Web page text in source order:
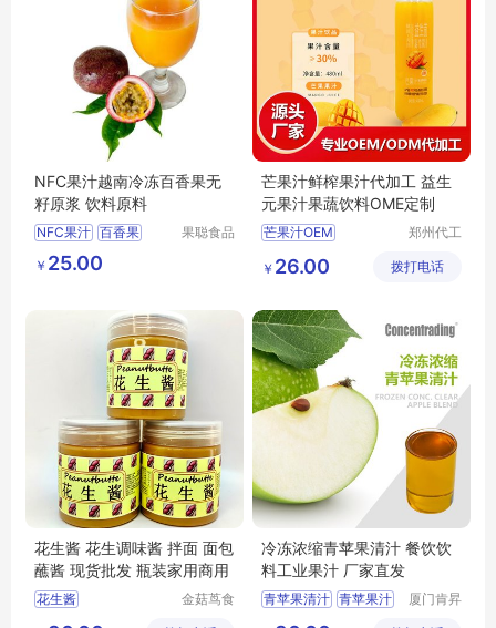
NFC果汁越南冷冻百香果无
籽原浆 饮料原料
NFC果汁 百香果
饮品原料
果聪食品
￥ 25.00
芒果汁鲜榨果汁代加工 益生
元果汁果蔬饮料OME定制
芒果汁OEM
益生元果汁
果蔬饮料定制
郑州代工
技有限公
￥ 26.00 拨打电话
花生酱 花生调味酱 拌面 面包
蘸酱 现货批发 瓶装家用商用
花生酱
金菇茑食
冷冻浓缩青苹果清汁 餐饮饮
料工业果汁 厂家直发
青苹果清汁 青苹果汁
厦门肯昇